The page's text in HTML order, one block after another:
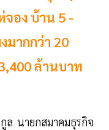
อง บ้าน 5 -
มากกว่า 20
ล้านบาท
นายกสมาคมธุรกิจ